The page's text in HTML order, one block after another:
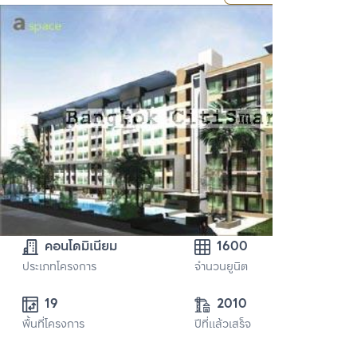
คอนโดมิเนียม
ประเภทโครงการ
1600
จำนวนยูนิต
19
พื้นที่โครงการ
2010
ปีที่แล้วเสร็จ